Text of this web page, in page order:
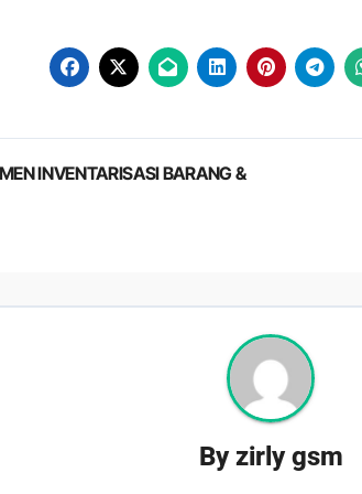
INVENTARISASI BARANG &
Byzirly gsm